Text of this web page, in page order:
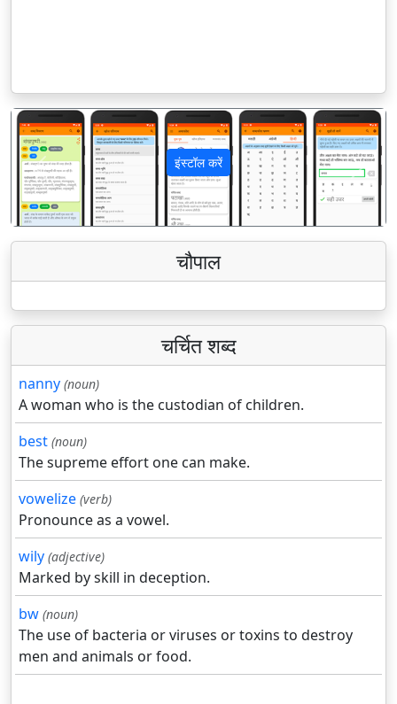
इंस्टॉल करें
पिछला अगला
चौपाल
चर्चित शब्द
nanny (noun)
A woman who is the custodian of children.
best (noun)
The supreme effort one can make.
vowelize (verb)
Pronounce as a vowel.
wily (adjective)
Marked by skill in deception.
bw (noun)
The use of bacteria or viruses or toxins to destroy
men and animals or food.